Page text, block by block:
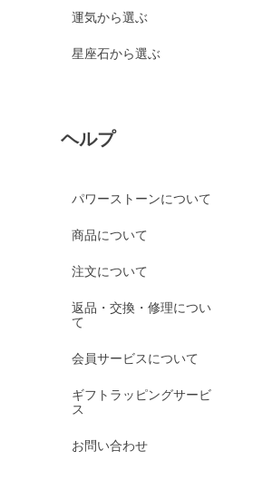
運気から選ぶ
星座石から選ぶ
ヘルプ
パワーストーンについて
商品について
注文について
返品・交換・修理につい
て
会員サービスについて
ギフトラッピングサービ
ス
お問い合わせ